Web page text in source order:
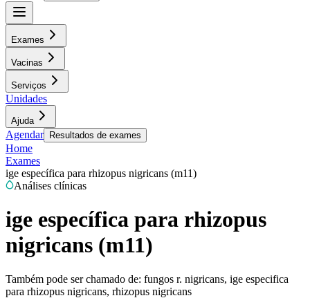
Exames
Vacinas
Serviços
Unidades
Ajuda
Agendar Resultados de exames
Home
Exames
ige específica para rhizopus nigricans (m11)
Análises clínicas
ige específica para rhizopus
nigricans (m11)
Também pode ser chamado de: fungos r. nigricans, ige especifica
para rhizopus nigricans, rhizopus nigricans